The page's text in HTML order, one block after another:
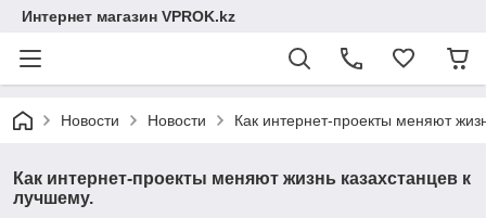
Интернет магазин VPROK.kz
Новости Новости Как интернет-проекты меняют
Как интернет-проекты меняют жизнь казахстанцев к
лучшему.